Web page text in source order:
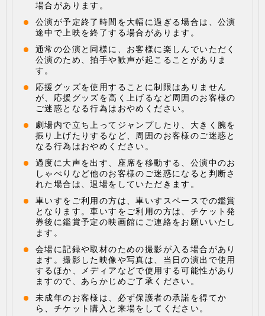
場合があります。
公演が予定終了時間を大幅に過ぎる場合は、公演
途中で上映を終了する場合があります。
通常の公演と同様に、お客様に楽しんでいただく
公演のため、拍手や歓声が起こることがありま
す。
応援グッズを使用することに制限はありません
が、応援グッズを高く上げるなど周囲のお客様の
ご迷惑となる行為はおやめください。
劇場内で立ち上ってジャンプしたり、大きく腕を
振り上げたりするなど、周囲のお客様のご迷惑と
なる行為はおやめください。
過度に大声を出す、座席を移動する、公演中のお
しゃべりなど他のお客様のご迷惑になると判断さ
れた場合は、退場をしていただきます。
車いすをご利用の方は、車いすスペースでの鑑賞
となります。車いすをご利用の方は、チケット発
券後に鑑賞予定の映画館にご連絡をお願いいたし
ます。
会場に記録や取材のための撮影が入る場合があり
ます。撮影した映像や写真は、当日の演出で使用
するほか、メディアなどで使用する可能性があり
ますので、あらかじめご了承ください。
未成年のお客様は、必ず保護者の承諾を得てか
ら、チケット購入と来場をしてください。